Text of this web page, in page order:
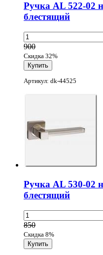
Ручка AL 522-02
блестящий
900
Скидка 32%
Артикул: dk-44525
Ручка AL 530-02
блестящий
850
Скидка 8%